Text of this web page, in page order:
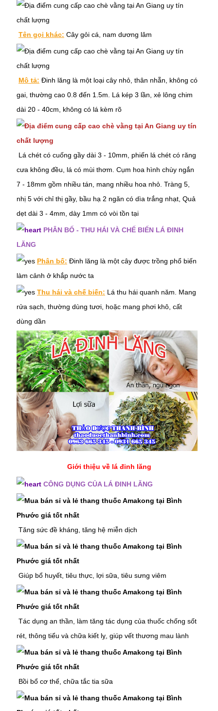
Tên gọi khác: Cây gỏi cá, nam dương lâm
Mô tả: Đinh lăng là một loại cây nhỏ, thân nhẵn, không có
gai, thường cao 0.8 đến 1.5m. Lá kép 3 lần, xẻ lông chim
dài 20 - 40cm, không có lá kèm rõ
Lá chét có cuống gầy dài 3 - 10mm, phiến lá chét có răng
cưa không đều, lá có mùi thơm. Cụm hoa hình chùy ngắn
7 - 18mm gồm nhiều tán, mang nhiều hoa nhỏ. Tràng 5,
nhị 5 với chỉ thị gầy, bầu hạ 2 ngăn có dìa trắng nhạt, Quả
dẹt dài 3 - 4mm, dày 1mm có vòi tồn tại
PHÂN BỐ - THU HÁI VÀ CHẾ BIẾN LÁ ĐINH
LĂNG
Phân bố: Đinh lăng là một cây được trồng phổ biến
làm cảnh ở khắp nước ta
Thu hái và chế biến: Lá thu hái quanh năm. Mang
rửa sạch, thường dùng tươi, hoặc mang phơi khô, cất
dùng dần
Giới thiệu về lá đinh lăng
CÔNG DỤNG CỦA LÁ ĐINH LĂNG
Tăng sức đề kháng, tăng hệ miễn dịch
Giúp bổ huyết, tiêu thực, lợi sữa , tiêu sưng viêm
Tác dụng an thần, làm tăng tác dụng của thuốc chống sốt
rét, thông tiểu và chữa kiết lỵ, giúp vết thương mau lành
Bồi bổ cơ thể, chữa tắc tia sữa